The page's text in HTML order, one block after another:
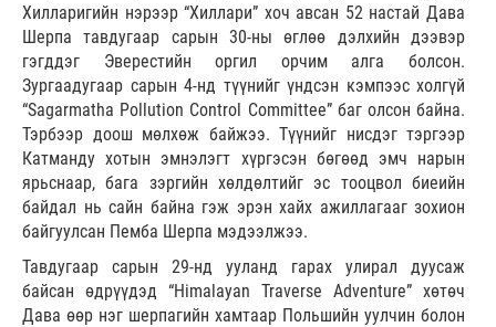
Хилларигийн нэрээр “Хиллари” хоч авсан 52 настай Дава
Шерпа тавдугаар сарын 30-ны өглөө дэлхийн дээвэр
гэгддэг Эверестийн оргил орчим алга болсон.
Зургаадугаар сарын 4-нд түүнийг үндсэн кэмпээс холгүй
“Sagarmatha Pollution Control Committee” баг олсон байна.
Тэрбээр доош мөлхөж байжээ. Түүнийг нисдэг тэргээр
Катманду хотын эмнэлэгт хүргэсэн бөгөөд эмч нарын
ярьснаар, бага зэргийн хөлдөлтийг эс тооцвол биеийн
байдал нь сайн байна гэж эрэн хайх ажиллагааг зохион
байгуулсан Пемба Шерпа мэдээлжээ.
Тавдугаар сарын 29-нд ууланд гарах улирал дуусаж
байсан өдрүүдэд “Himalayan Traverse Adventure” хөтөч
Дава өөр нэг шерпагийн хамтаар Польшийн уулчин болон